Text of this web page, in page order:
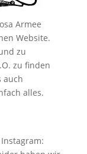
Armee
Website.
zu
zu finden
auch
alles.
Instagram: